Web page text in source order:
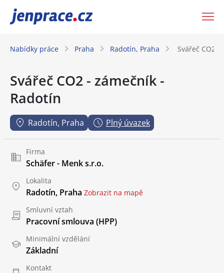
JenPráce.cz
Nabídky práce Praha Radotín, Praha Svářeč CO2
Svářeč CO2 - zámečník -
Radotín
Radotín, Praha Plný úvazek
Firma
Schäfer - Menk s.r.o.
Lokalita
Radotín, Praha Zobrazit na mapě
Smluvní vztah
Pracovní smlouva (HPP)
Minimální vzdělání
Základní
Kontakt